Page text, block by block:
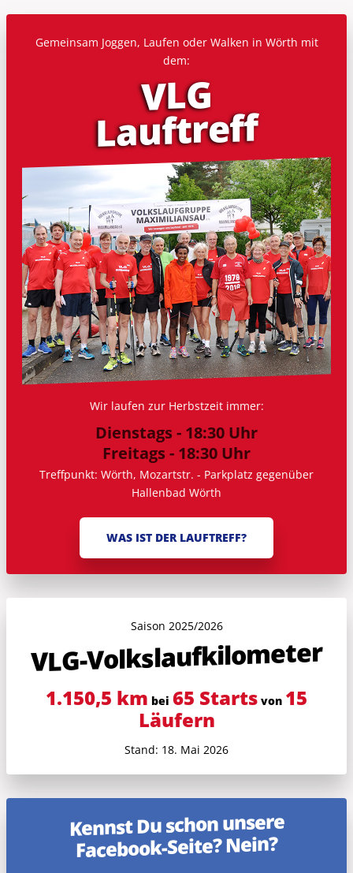
Gemeinsam Joggen, Laufen oder Walken in Wörth mit
dem:
VLG
Lauf­treff
Wir laufen zur Herbstzeit immer:
Dienstags - 18:30 Uhr
Freitags - 18:30 Uhr
Treffpunkt: Wörth, Mozartstr. - Parkplatz gegenüber
Hallenbad Wörth
WAS IST DER LAUFTREFF?
Saison 2025/2026
VLG-Volkslauf­kilometer
1.150,5 km bei 65 Starts von 15
Läufern
Stand: 18. Mai 2026
Kennst Du schon unsere
Facebook-Seite? Nein?